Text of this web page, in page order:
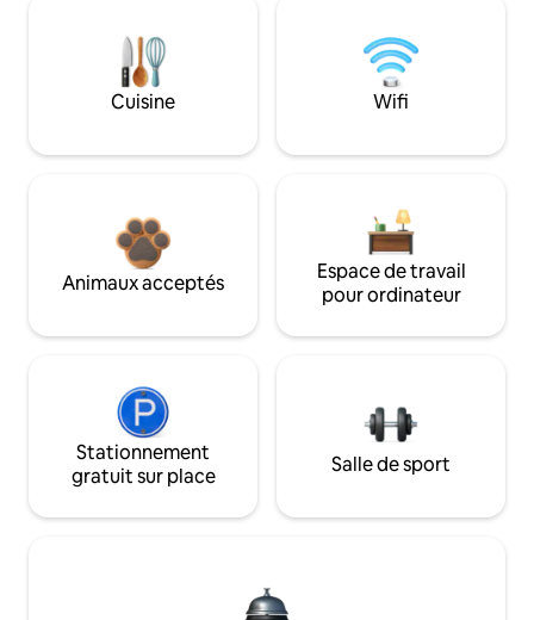
Cuisine Wifi
Animaux acceptés
Espace de travail
pour ordinateur
Stationnement
gratuit sur place
Salle de sport